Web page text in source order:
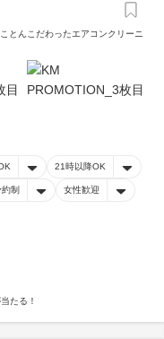
とんこだわったエアコンクリーニ
21時以降OK
制 女性歓迎
たる！